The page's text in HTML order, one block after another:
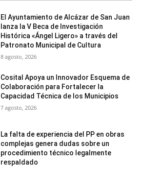
El Ayuntamiento de Alcázar de San Juan
lanza la V Beca de Investigación
Histórica «Ángel Ligero» a través del
Patronato Municipal de Cultura
8 agosto, 2026
Cosital Apoya un Innovador Esquema de
Colaboración para Fortalecer la
Capacidad Técnica de los Municipios
7 agosto, 2026
La falta de experiencia del PP en obras
complejas genera dudas sobre un
procedimiento técnico legalmente
respaldado